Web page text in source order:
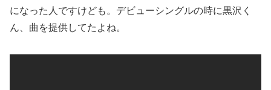
になった人ですけども。デビューシングルの時に黒沢く
ん、曲を提供してたよね。